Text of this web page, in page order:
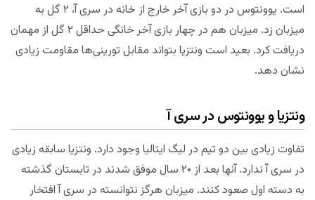
است. یوونتوس در دو بازی آخر خارج از خانه در سری آ، ۲ گل به
میزبان زد. میزبان هم در چهار بازی آخر خانگی حداقل ۲ گل از مهمان
دریافت کرد. بعید است ونتزیا بتواند مقابل تورینی‌ها مقاومت زیادی
نشان دهد.
ونتزیا و یوونتوس در سری آ
تفاوت زیادی بین دو تیم در لیگ ایتالیا وجود دارد. ونتزیا سابقه زیادی
در سری آ ندارد. آنها بعد از ۲۰ سال موفق شدند در تابستان گذشته
به دسته اول صعود کنند. میزبان هرگز نتوانسته در سری آ افتخار